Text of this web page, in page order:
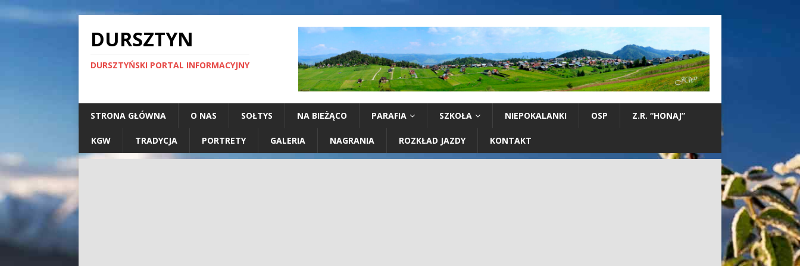
DURSZTYN
DURSZTYŃSKI PORTAL INFORMACYJNY
STRONA GŁÓWNA O NAS SOŁTYS NA BIEŻĄCO PARAFIA SZKOŁA NIEPOKALANKI OSP Z.R. “HONAJ”
KGW TRADYCJA PORTRETY GALERIA NAGRANIA ROZKŁAD JAZDY KONTAKT